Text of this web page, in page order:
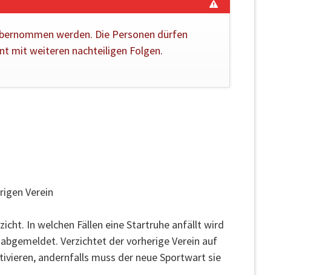
werden. Die Personen dürfen
mit weiteren nachteiligen Folgen.
Verein
In welchen Fällen eine Startruhe anfällt wird
Verzichtet der vorherige Verein auf
andernfalls muss der neue Sportwart sie